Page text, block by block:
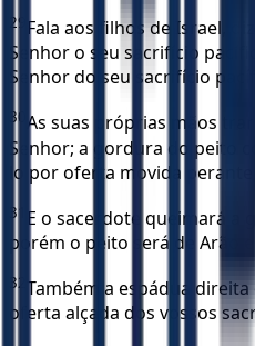
29 Fala aos filhos de Israel,
Senhor o seu sacrifício
Senhor do seu sacrifício
30 As suas próprias mãos
Senhor; a gordura do peito
lo por oferta movida perante
31
E o sacerdote queimará a
porém o peito será de Arão e
32 Também a espádua
oferta alçada dos vossos